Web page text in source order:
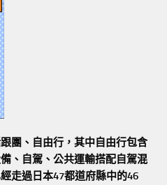
團、自由行，其中自由行包含
、自駕、公共運輸搭配自駕混
走過日本47都道府縣中的46